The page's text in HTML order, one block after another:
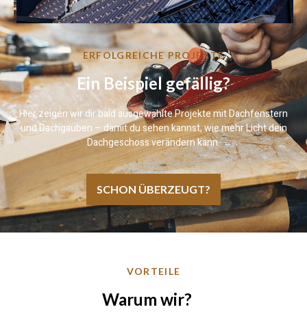
ERFOLGREICHE PROJEKTE
Ein Beispiel gefällig?
Hier zeigen wir dir bald ausgewählte Projekte mit Dachfenstern
und Dachgauben – damit du sehen kannst, wie mehr Licht dein
Dachgeschoss verändern kann.
SCHON ÜBERZEUGT?
VORTEILE
Warum wir?